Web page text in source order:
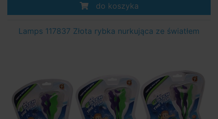
do koszyka
Lamps 117837 Złota rybka nurkująca ze światłem